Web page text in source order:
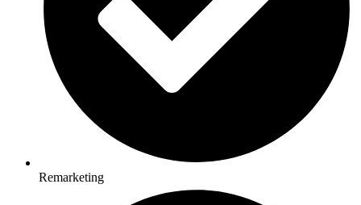
Remarketing